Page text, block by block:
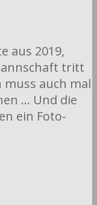
aus 2019,
tritt
auch mal
… Und die
ein Foto-